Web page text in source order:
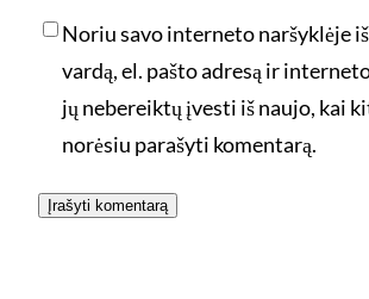
Noriu savo interneto naršyklėje
vardą, el. pašto adresą ir
jų nebereiktų įvesti iš naujo, kai
norėsiu parašyti komentarą.